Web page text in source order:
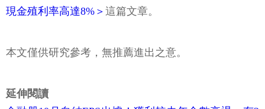
現金殖利率高達8%＞ 這篇文章。
本文僅供研究參考，無推薦進出之意。
延伸閱讀